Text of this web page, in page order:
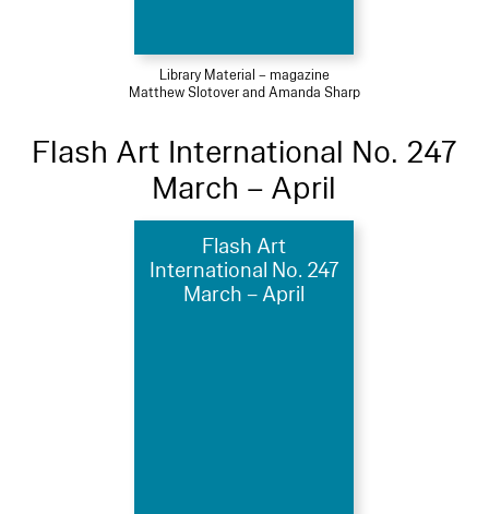
Library Material – magazine
Matthew Slotover and Amanda Sharp
Flash Art International No. 247
March – April
Flash Art
International No. 247
March – April